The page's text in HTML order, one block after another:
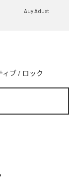
Auy Adust
ィブ / ロック